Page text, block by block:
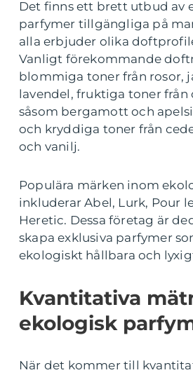
Det finns ett brett utbud av
parfymer tillgängliga på
alla erbjuder olika
Vanligt förekommande
blommiga toner från rosor,
lavendel, fruktiga toner från
såsom bergamott och
och kryddiga toner från
och vanilj.
Populära märken inom
inkluderar Abel, Lurk, Pour
Heretic. Dessa företag är
skapa exklusiva parfymer
ekologiskt hållbara och
Kvantitativa
ekologisk
När det kommer till